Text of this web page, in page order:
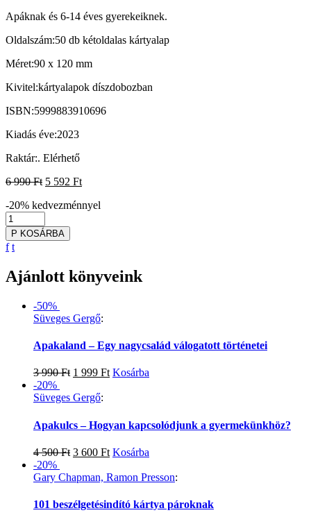
Apáknak és 6-14 éves gyerekeiknek.
Oldalszám:50 db kétoldalas kártyalap
Méret:90 x 120 mm
Kivitel:kártyalapok díszdobozban
ISBN:5999883910696
Kiadás éve:2023
Raktár:. Elérhető
6 990Ft 5 592 Ft
-20% kedvezménnyel
P KOSÁRBA
f t
Ajánlott könyveink
-50%
Süveges Gergő:
Apakaland – Egy nagycsalád válogatott történetei
3 990Ft 1 999 Ft Kosárba
-20%
Süveges Gergő:
Apakulcs – Hogyan kapcsolódjunk a gyermekünkhöz?
4 500Ft 3 600 Ft Kosárba
-20%
Gary Chapman, Ramon Presson:
101 beszélgetésindító kártya pároknak